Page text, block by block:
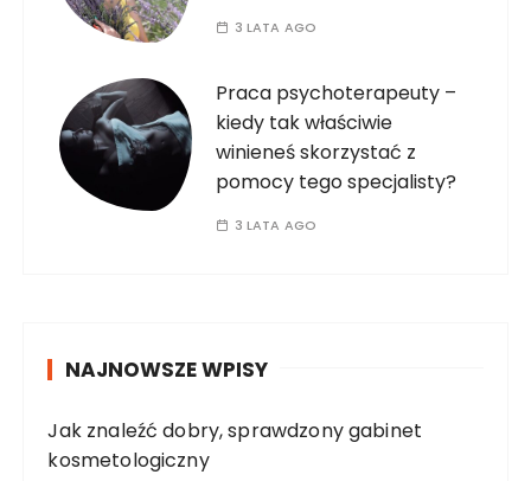
3 LATA AGO
Praca psychoterapeuty –
kiedy tak właściwie
winieneś skorzystać z
pomocy tego specjalisty?
3 LATA AGO
NAJNOWSZE WPISY
Jak znaleźć dobry, sprawdzony gabinet
kosmetologiczny